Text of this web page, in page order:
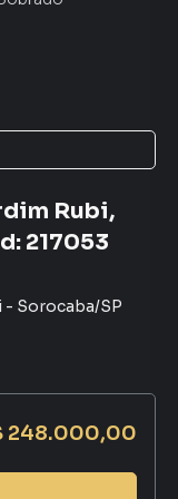
Rubi,
217053
- Sorocaba/SP
248.000,00